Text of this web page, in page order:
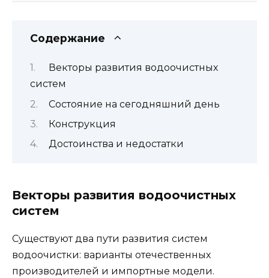
Содержание
Векторы развития водоочистных
систем
Состояние на сегодняшний день
Конструкция
Достоинства и недостатки
Векторы развития водоочистных
систем
Существуют два пути развития систем
водоочистки: варианты отечественных
производителей и импортные модели.